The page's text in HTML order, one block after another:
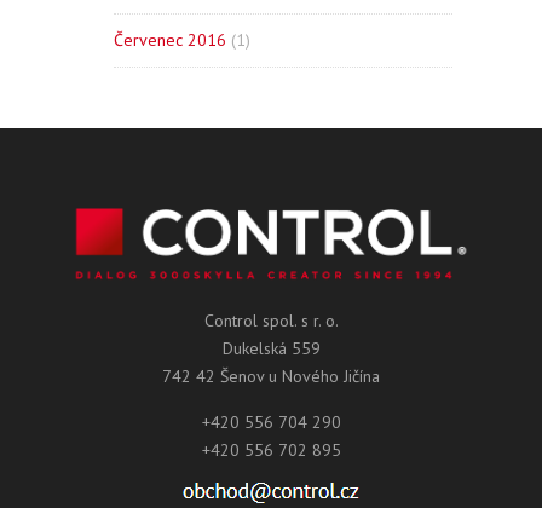
Červenec 2016 (1)
Control spol. s r. o.
Dukelská 559
742 42 Šenov u Nového Jičína
+420 556 704 290
+420 556 702 895